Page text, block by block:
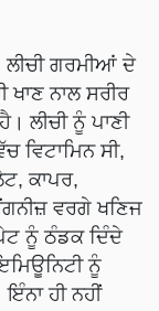
ਲੀਚੀ ਗਰਮੀਆਂ ਦੇ
ਨਾਲ ਸਰੀਰ
ਲੀਚੀ ਨੂੰ ਪਾਣੀ
ਵਿਟਾਮਿਨ ਸੀ,
ਕਾਪਰ,
ਵਰਗੇ ਖਣਿਜ
ਨੂੰ ਠੰਡਕ ਦਿੰਦੇ
ਨੂੰ
ਹੀ ਨਹੀਂ